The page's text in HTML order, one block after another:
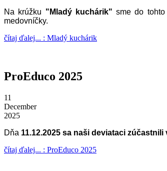
Na krúžku "Mladý kuchárik" sme do
medovníčky.
čítaj ďalej... : Mladý kuchárik
ProEduco 2025
11
December
2025
Dňa 11.12.2025 sa naši deviataci
čítaj ďalej... : ProEduco 2025